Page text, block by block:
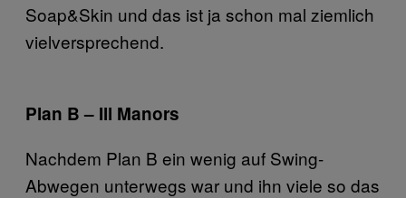
Soap&Skin und das ist ja schon mal ziemlich
vielversprechend.
Plan B – Ill Manors
Nachdem Plan B ein wenig auf Swing-
Abwegen unterwegs war und ihn viele so das